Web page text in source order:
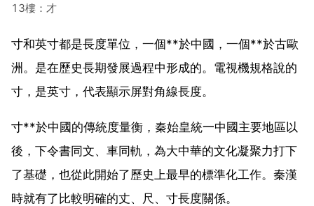
13樓：才
寸和英寸都是長度單位，一個**於中國，一個**於古歐
洲。是在歷史長期發展過程中形成的。電視機規格說的
寸，是英寸，代表顯示屏對角線長度。
寸**於中國的傳統度量衡，秦始皇統一中國主要地區以
後，下令書同文、車同軌，為大中華的文化凝聚力打下
了基礎，也從此開始了歷史上最早的標準化工作。秦漢
時就有了比較明確的丈、尺、寸長度關係。